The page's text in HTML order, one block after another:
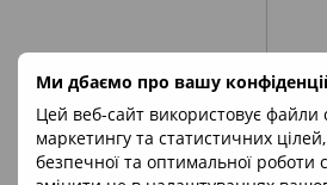
Ми дбаємо про вашу
Цей веб-сайт використовує файли
маркетингу та статистичних
безпечної та оптимальної роботи
Артикул: 175034
NoBrand
−60%